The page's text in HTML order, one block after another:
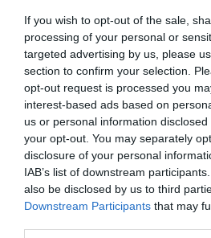
If you wish to opt-out of the sale,
processing of your personal or
targeted advertising by us, please
section to confirm your selection.
opt-out request is processed you
interest-based ads based on
us or personal information
your opt-out. You may separately
disclosure of your personal
IAB’s list of downstream
also be disclosed by us to third
Downstream Participants that may
PARTAGER
FacebookTwitterPinterest